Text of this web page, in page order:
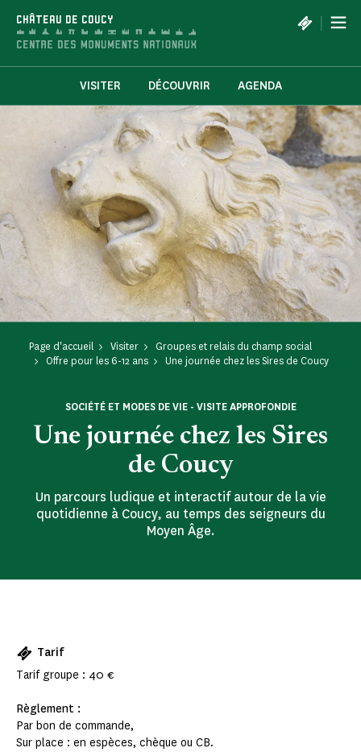
CHÂTEAU DE COUCY |
VISITER DÉCOUVRIR AGENDA
Page d'accueil Visiter
Groupes et relais du champ social
Offre pour les 6-12 ans
Une journée chez les Sires de Coucy
Une journée chez les Sires
de Coucy
SOCIÉTÉ ET MODES DE VIE - VISITE APPROFONDIE
Un parcours ludique et interactif autour de la vie
quotidienne à Coucy, au temps des seigneurs du
Moyen Âge.
Tarif
Tarif groupe : 40 €
Règlement :
Par bon de commande,
Sur place : en espèces, chèque ou CB.